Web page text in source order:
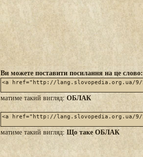
Ви можете поставити посилання на це слово:
матиме такий вигляд:ОБЛАК
матиме такий вигляд: Що таке ОБЛАК